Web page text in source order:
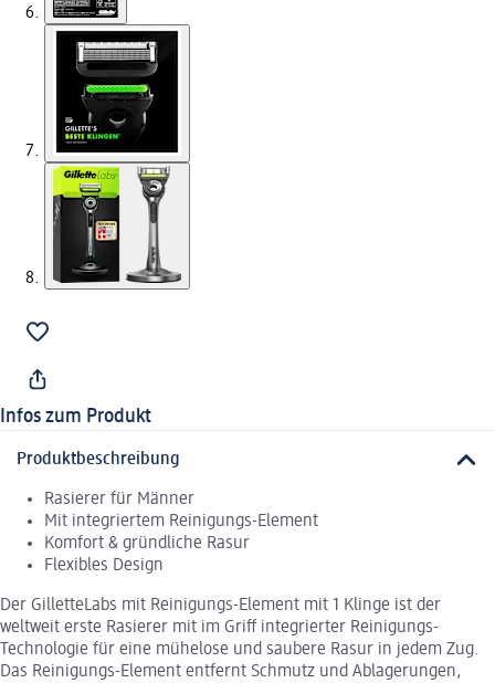
Infos zum Produkt
Produktbeschreibung
Rasierer für Männer
Mit integriertem Reinigungs-Element
Komfort & gründliche Rasur
Flexibles Design
Der GilletteLabs mit Reinigungs-Element mit 1 Klinge ist der
weltweit erste Rasierer mit im Griff integrierter Reinigungs-
Technologie für eine mühelose und saubere Rasur in jedem Zug.
Das Reinigungs-Element entfernt Schmutz und Ablagerungen,